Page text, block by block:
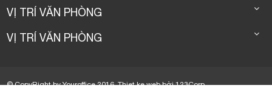
VỊ TRÍ VĂN PHÒNG
VỊ TRÍ VĂN PHÒNG
© CopyRight by Youroffice 2016.Thiet ke web bởi123Corp